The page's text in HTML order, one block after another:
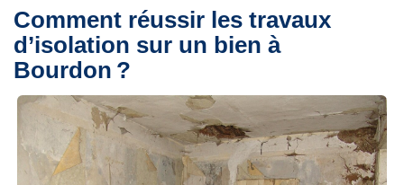
Comment réussir les travaux
d’isolation sur un bien à
Bourdon ?